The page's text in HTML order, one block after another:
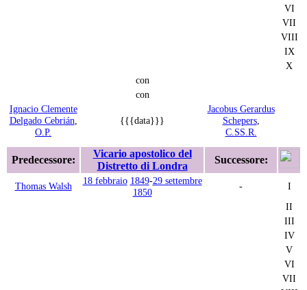
VI
VII
VIII
IX
X
con
con
Ignacio Clemente
Delgado Cebrián
O.P.
{{{data}}}
Jacobus Gerardus
Schepers,
C.SS.R.
Predecessore:
Vicario apostolico del
Distretto di Londra
Successore:
Thomas Walsh 18 febbraio 1849-29 settembre
1850
-
I
II
III
IV
V
VI
VII